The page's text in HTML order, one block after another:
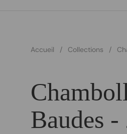
Accueil / Collections /
Baudes -